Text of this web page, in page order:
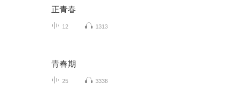
正青春
12 1313
青春期
25 3338